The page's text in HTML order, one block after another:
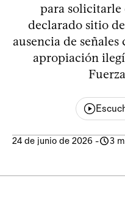
para solicitarle
declarado sitio
ausencia de
apropiación
24 de junio de 2026 - 3